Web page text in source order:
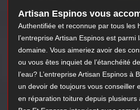
Artisan Espinos vous
Authentifiée et reconnue par tous les
l’entreprise Artisan Espinos est
domaine. Vous aimeriez avoir des
ou vous êtes inquiet de l’étanchéité
l’eau? L’entreprise Artisan Espinos à
un devoir de toujours vous conseiller
en réparation toiture depuis plusieurs